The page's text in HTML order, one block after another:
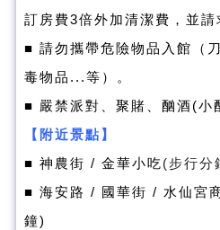
訂房費3倍外加清潔費，並請
■ 請勿攜帶危險物品入館（
毒物品...等）。
■ 嚴禁派對、聚賭、酗酒(小
【附近景點】
■ 神農街 / 金華小吃(步行分
■ 海安路 / 國華街 / 水仙宮
鐘)